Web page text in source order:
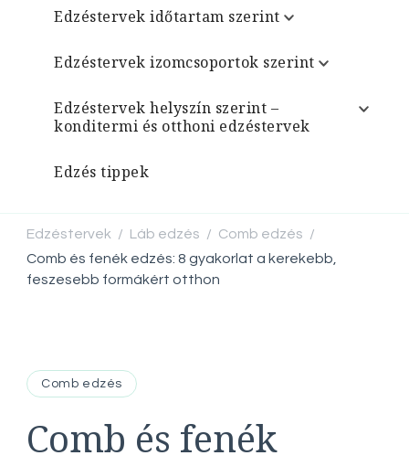
Edzéstervek időtartam szerint
Edzéstervek izomcsoportok szerint
Edzéstervek helyszín szerint –
konditermi és otthoni edzéstervek
Edzés tippek
Edzéstervek / Láb edzés / Comb edzés /
Comb és fenék edzés: 8 gyakorlat a kerekebb,
feszesebb formákért otthon
Comb edzés
Comb és fenék